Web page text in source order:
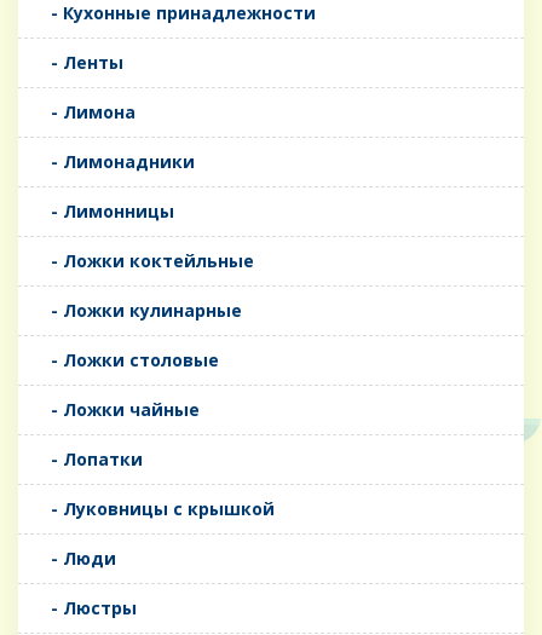
- Кухонные принадлежности
- Ленты
- Лимона
- Лимонадники
- Лимонницы
- Ложки коктейльные
- Ложки кулинарные
- Ложки столовые
- Ложки чайные
- Лопатки
- Луковницы с крышкой
- Люди
- Люстры